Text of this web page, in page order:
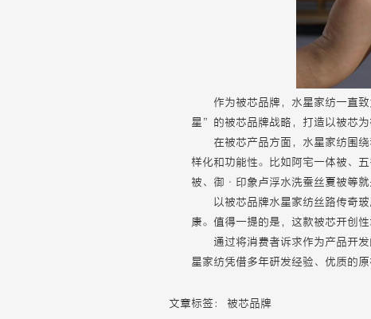
作为被芯品牌，水星家纺一直
星”的被芯品牌战略，打造以被芯为
在被芯产品方面，水星家纺围
样化和功能性。比如阿宅一体被、
被、御·印象卢浮水洗蚕丝夏被等就
以被芯品牌水星家纺丝路传奇
康。值得一提的是，这款被芯开创
通过将消费者诉求作为产品开
星家纺凭借多年研发经验、优质的
文章标签： 被芯品牌